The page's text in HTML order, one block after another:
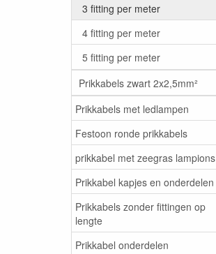
3 fitting per meter
4 fitting per meter
5 fitting per meter
Prikkabels zwart 2x2,5mm²
Prikkabels met ledlampen
Festoon ronde prikkabels
prikkabel met zeegras lampions
Prikkabel kapjes en onderdelen
Prikkabels zonder fittingen op
lengte
Prikkabel onderdelen